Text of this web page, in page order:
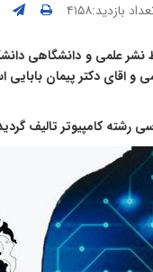
بازدید:۴۱۵۸
علمی و دانشگاهی
اقای دکتر پیمان بابایی